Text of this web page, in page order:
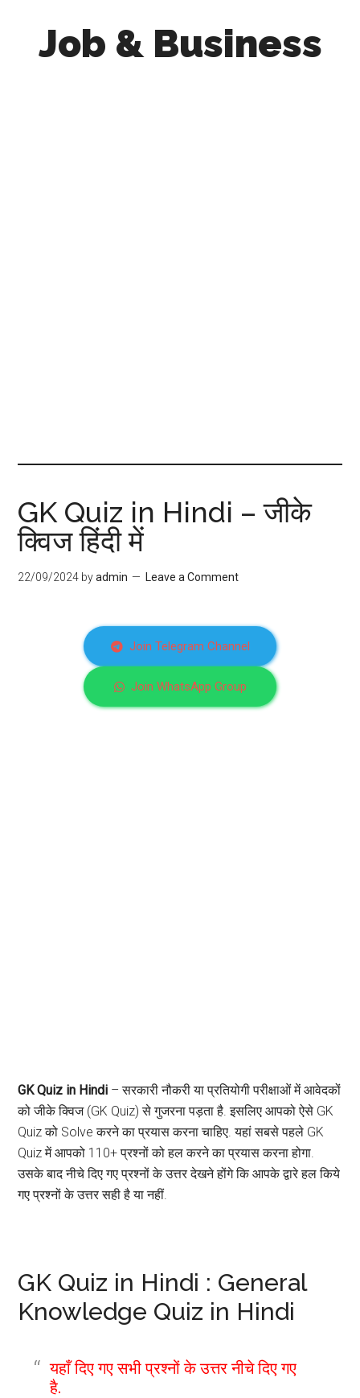
Job & Business
GK Quiz in Hindi – जीके
क्विज हिंदी में
22/09/2024 byadmin Leave a Comment
Join Telegram Channel
Join WhatsApp Group
GK Quiz in Hindi – सरकारी नौकरी या प्रतियोगी परीक्षाओं में आवेदकों
को जीके क्विज (GK Quiz) से गुजरना पड़ता है. इसलिए आपको ऐसे GK
Quiz को Solve करने का प्रयास करना चाहिए. यहां सबसे पहले GK
Quiz में आपको 110+ प्रश्नों को हल करने का प्रयास करना होगा.
उसके बाद नीचे दिए गए प्रश्नों के उत्तर देखने होंगे कि आपके द्वारे हल किये
गए प्रश्नों के उत्तर सही है या नहीं.
GK Quiz in Hindi : General
Knowledge Quiz in Hindi
यहाँ दिए गए सभी प्रश्नों के उत्तर नीचे दिए गए
है.